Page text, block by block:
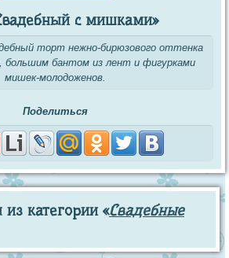
с мишками»
торт нежно-бирюзового оттенка
большим бантом из лент и фигурками
мишек-молодоженов.
Поделиться
категории «Свадебные